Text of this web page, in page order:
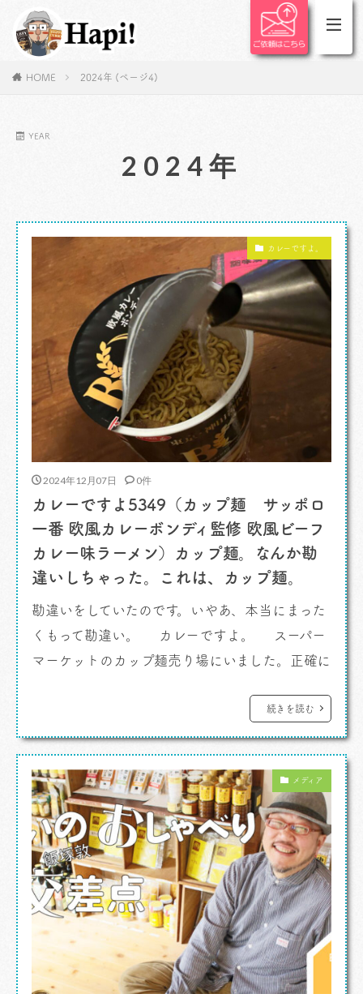
HOME 2024年 (ページ4)
YEAR
2024年
カレーですよ。
2024年12月07日 0件
カレーですよ5349（カップ麺 サッポロ
一番 欧風カレーボンディ監修 欧風ビーフ
カレー味ラーメン）カップ麺。なんか勘
違いしちゃった。これは、カップ麺。
勘違いをしていたのです。いやあ、本当にまった
くもって勘違い。 カレーですよ。 スーパー
マーケットのカップ麺売り場にいました。正確に
り場を通りかかったという感じ。 面白いの発
見。かいました。 「サッポロ一番 欧風カレー
お〜ボンデ […]
続きを読む
メディア